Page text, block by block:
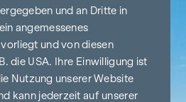
und an Dritte in
angemessenes
und von diesen
die USA. Ihre Einwilligung ist
Nutzung unserer Website
kann jederzeit auf unserer